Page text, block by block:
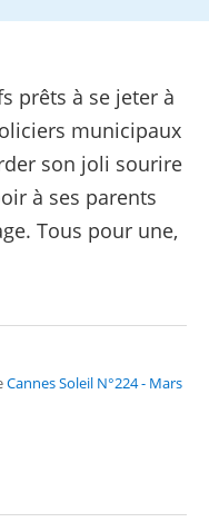
prêts à se jeter à
municipaux
son joli sourire
à ses parents
Tous pour une,
Cannes Soleil N°224 - Mars